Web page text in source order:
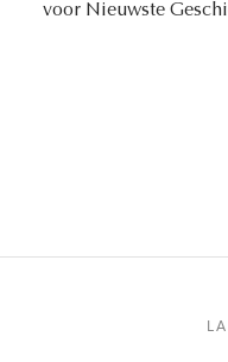
voor Nieuwste